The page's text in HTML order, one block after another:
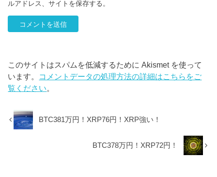
ルアドレス、サイトを保存する。
このサイトはスパムを低減するために Akismet を使って
います。 コメントデータの処理方法の詳細はこちらをご
覧ください。
BTC381万円！XRP76円！XRP強い！
BTC378万円！XRP72円！